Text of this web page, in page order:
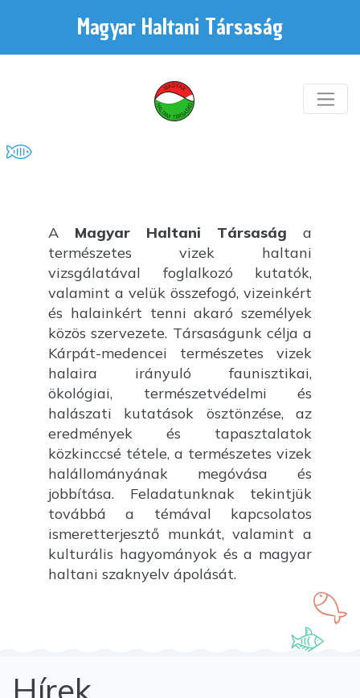
Magyar Haltani Társaság
A Magyar Haltani Társaság a
természetes vizek haltani
vizsgálatával foglalkozó kutatók,
valamint a velük összefogó, vizeinkért
és halainkért tenni akaró személyek
közös szervezete. Társaságunk célja a
Kárpát-medencei természetes vizek
halaira irányuló faunisztikai,
ökológiai, természetvédelmi és
halászati kutatások ösztönzése, az
eredmények és tapasztalatok
közkinccsé tétele, a természetes vizek
halállományának megóvása és
jobbítása. Feladatunknak tekintjük
továbbá a témával kapcsolatos
ismeretterjesztő munkát, valamint a
kulturális hagyományok és a magyar
haltani szaknyelv ápolását.
Hírek